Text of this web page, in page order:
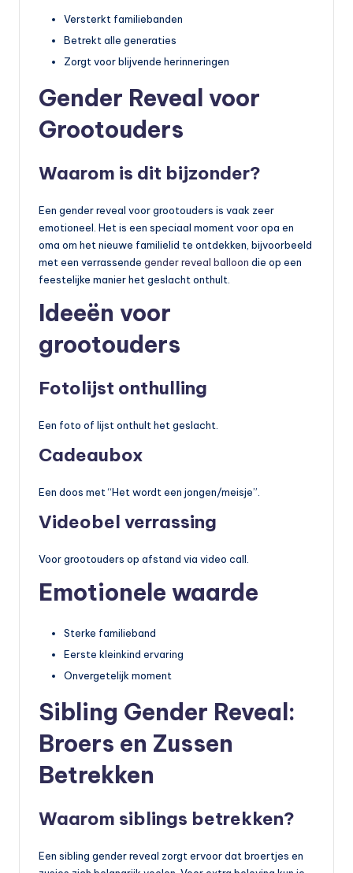
Versterkt familiebanden
Betrekt alle generaties
Zorgt voor blijvende herinneringen
Gender Reveal voor
Grootouders
Waarom is dit bijzonder?
Een gender reveal voor grootouders is vaak zeer
emotioneel. Het is een speciaal moment voor opa en
oma om het nieuwe familielid te ontdekken, bijvoorbeeld
met een verrassende gender reveal balloon die op een
feestelijke manier het geslacht onthult.
Ideeën voor
grootouders
Fotolijst onthulling
Een foto of lijst onthult het geslacht.
Cadeaubox
Een doos met “Het wordt een jongen/meisje”.
Videobel verrassing
Voor grootouders op afstand via video call.
Emotionele waarde
Sterke familieband
Eerste kleinkind ervaring
Onvergetelijk moment
Sibling Gender Reveal:
Broers en Zussen
Betrekken
Waarom siblings betrekken?
Een sibling gender reveal zorgt ervoor dat broertjes en